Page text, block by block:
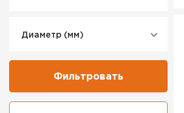
Диаметр (мм)
Фильтровать